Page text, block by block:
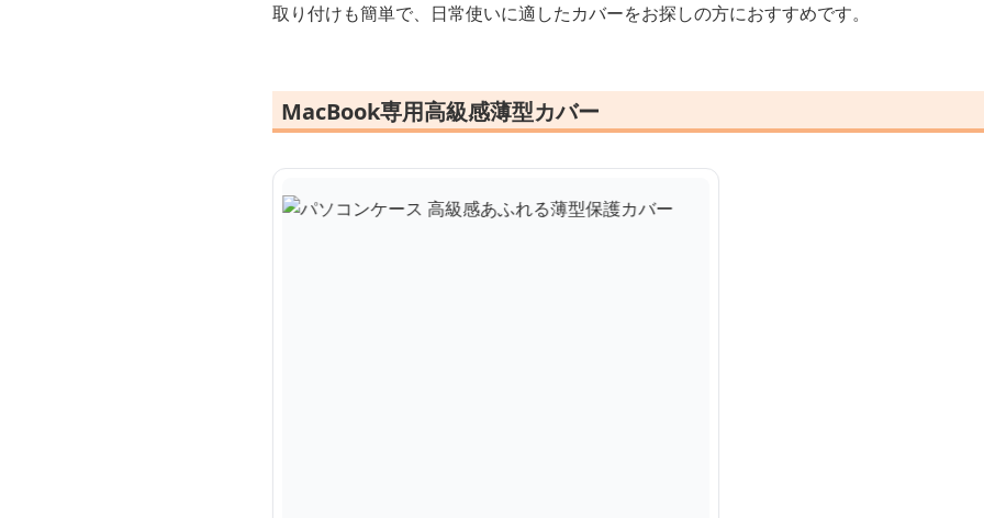
取り付けも簡単で、日常使いに適したカバーをお探しの方におすすめです。
MacBook専用高級感薄型カバー